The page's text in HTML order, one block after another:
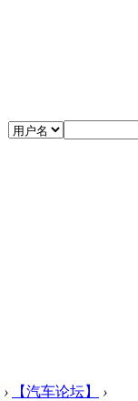
› 【汽车论坛】
›